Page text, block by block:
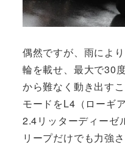
偶然ですが、雨によ
輪を載せ、最大で30
から難なく動き出す
モードをL4（ローギ
2.4リッターディーゼ
リープだけでも力強